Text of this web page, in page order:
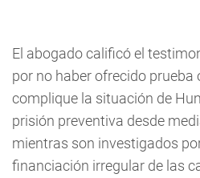
El abogado calificó el
por no haber ofrecido prueba
complique la situación de
prisión preventiva desde
mientras son investigados
financiación irregular de las